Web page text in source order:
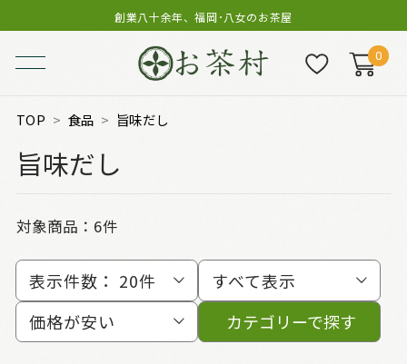
創業八十余年、福岡･八女のお茶屋
0
TOP 食品 旨味だし
旨味だし
対象商品： 6件
表示件数： 20件
すべて表示
価格が安い
カテゴリーで探す